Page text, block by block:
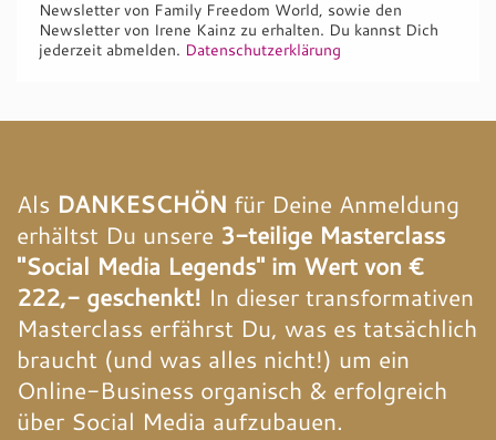
Newsletter von Family Freedom World, sowie den
Newsletter von Irene Kainz zu erhalten. Du kannst Dich
jederzeit abmelden. Datenschutzerklärung
Als DANKESCHÖN für Deine Anmeldung
erhältst Du unsere 3-teilige Masterclass
"Social Media Legends" im Wert von €
222,- geschenkt! In dieser transformativen
Masterclass erfährst Du, was es tatsächlich
braucht (und was alles nicht!) um ein
Online-Business organisch & erfolgreich
über Social Media aufzubauen.